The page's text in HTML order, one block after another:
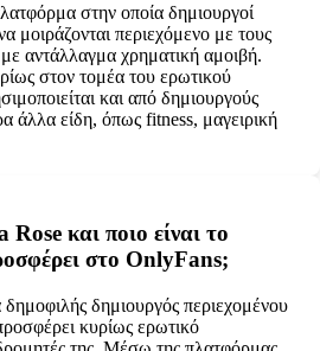
στην οποία δημιουργοί
μοιράζονται περιεχόμενο με τους
αντάλλαγμα χρηματική αμοιβή.
στον τομέα του ερωτικού
και από δημιουργούς
άλλα είδη, όπως fitness, μαγειρική
και ποιο είναι το
στο OnlyFans;
δημιουργός περιεχομένου
κυρίως ερωτικό